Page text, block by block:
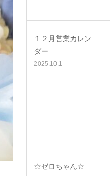
１２月営業カレン
ダー
2025.10.1
☆ゼロちゃん☆